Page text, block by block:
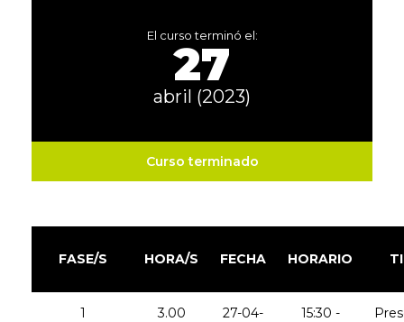
El curso terminó el:
27
abril (2023)
Curso terminado
FASE/S HORA/S FECHA HORARIO
1 3.00
27-04-
15:30 -